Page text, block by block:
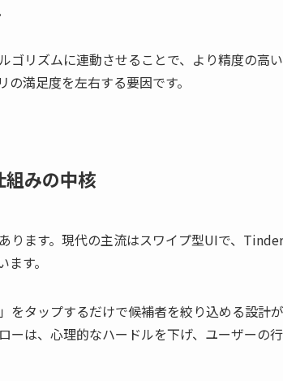
ゴリズムに連動させることで、より精度の高
満足度を左右する要因です。
組みの中核
ります。現代の主流はスワイプ型UIで、
す。
タップするだけで候補者を絞り込める設計が
ーは、心理的なハードルを下げ、ユーザーの